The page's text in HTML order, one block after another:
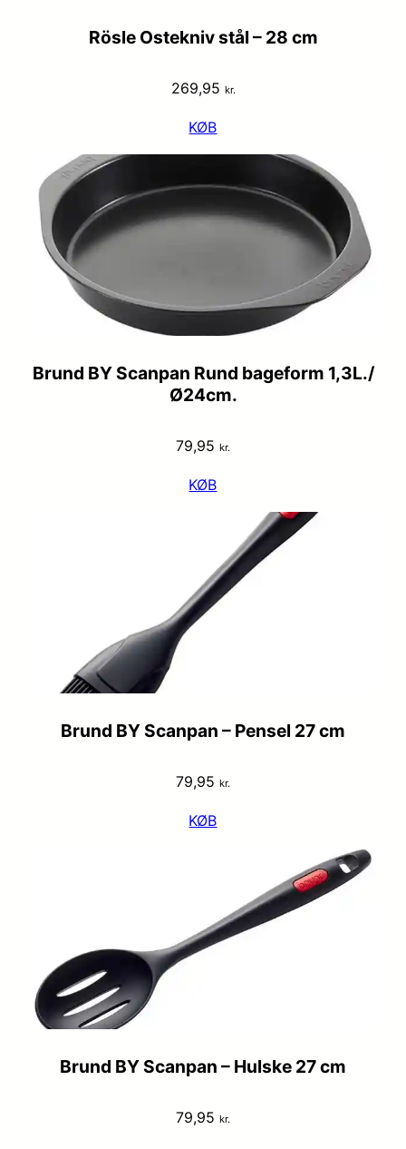
Rösle Ostekniv stål – 28 cm
269,95 kr.
KØB
Brund BY Scanpan Rund bageform 1,3L./
Ø24cm.
79,95 kr.
KØB
Brund BY Scanpan – Pensel 27 cm
79,95 kr.
KØB
Brund BY Scanpan – Hulske 27 cm
79,95 kr.